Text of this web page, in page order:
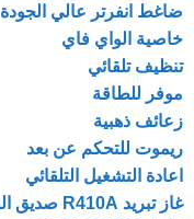
ضاغط انفرتر عالي الجودة
خاصية الواي فاي
تنظيف تلقائي
موفر للطاقة
زعائف ذهبية
ريموت للتحكم عن بعد
اعادة التشغيل التلقائي
غاز تبريد R410A صديق البيئة